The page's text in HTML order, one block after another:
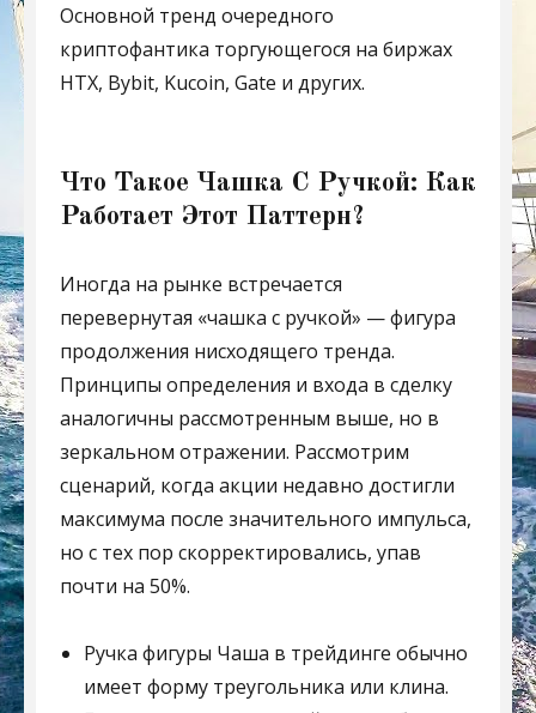
Основной тренд очередного
криптофантика торгующегося на биржах
HTX, Bybit, Kucoin, Gate и других.
Что Такое Чашка С Ручкой: Как
Работает Этот Паттерн?
Иногда на рынке встречается
перевернутая «чашка с ручкой» — фигура
продолжения нисходящего тренда.
Принципы определения и входа в сделку
аналогичны рассмотренным выше, но в
зеркальном отражении. Рассмотрим
сценарий, когда акции недавно достигли
максимума после значительного импульса,
но с тех пор скорректировались, упав
почти на 50%.
Ручка фигуры Чаша в трейдинге обычно
имеет форму треугольника или клина.